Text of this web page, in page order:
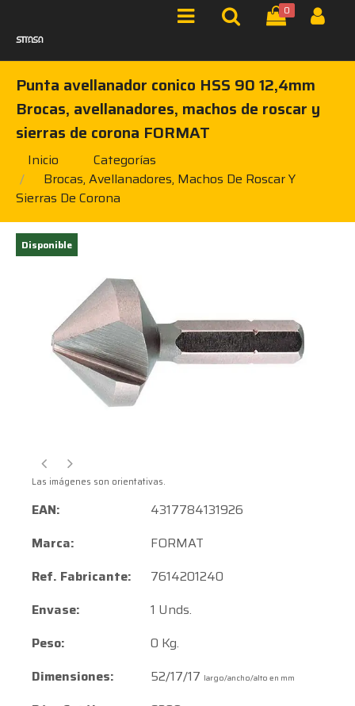
0
Punta avellanador conico HSS 90 12,4mm
Brocas, avellanadores, machos de roscar y
sierras de corona FORMAT
Inicio
Categorías
Brocas, Avellanadores, Machos De Roscar Y
Sierras De Corona
Disponible
Las imágenes son orientativas.
EAN:
4317784131926
Marca:
FORMAT
Ref. Fabricante:
7614201240
Envase:
1 Unds.
Peso:
0 Kg.
Dimensiones:
52/17/17 largo/ancho/alto en mm